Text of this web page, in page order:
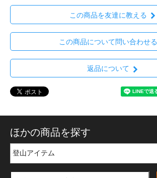
この商品を友達に教える
この商品について問い合わせる
返品について
ほかの商品を探す